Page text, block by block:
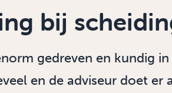
bij
gedreven en kundig
en de adviseur doet er